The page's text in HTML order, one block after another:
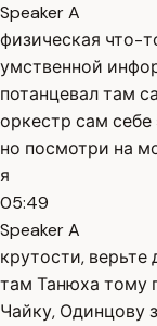
Speaker A
физическая что-
умственной
потанцевал там
оркестр сам
но посмотри на
я
05:49
Speaker A
крутости,
там Танюха тому
Чайку, Одинцову